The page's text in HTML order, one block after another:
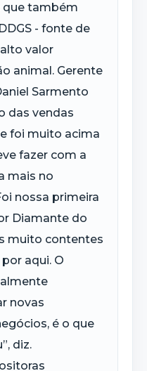
que também
- fonte de
valor
animal. Gerente
Sarmento
das vendas
foi muito acima
fazer com a
mais no
nossa primeira
Diamante do
muito contentes
aqui. O
novas
é o que
diz.